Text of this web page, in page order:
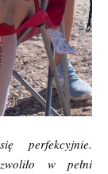
perfekcyjnie.
w pełni